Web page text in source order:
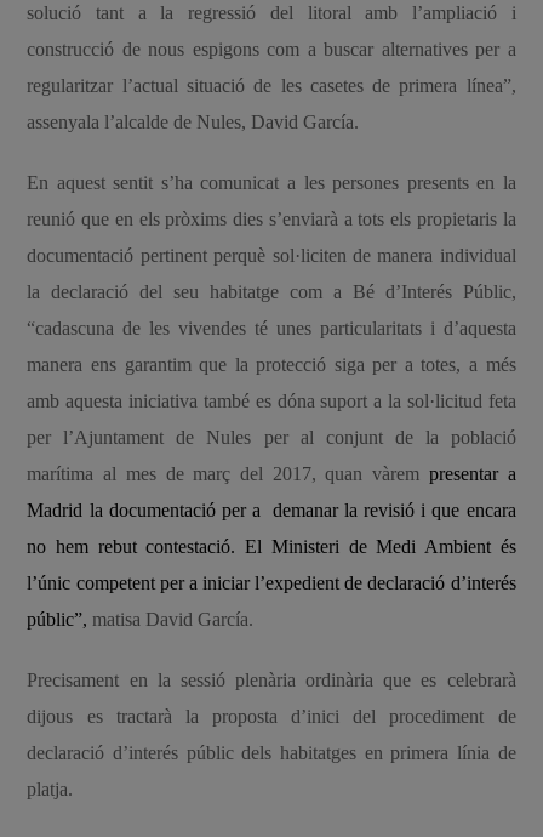
solució tant a la regressió del litoral amb l’ampliació i
construcció de nous espigons com a buscar alternatives per a
regularitzar l’actual situació de les casetes de primera línea”,
assenyala l’alcalde de Nules, David García.
En aquest sentit s’ha comunicat a les persones presents en la
reunió que en els pròxims dies s’enviarà a tots els propietaris la
documentació pertinent perquè sol·liciten de manera individual
la declaració del seu habitatge com a Bé d’Interés Públic,
“cadascuna de les vivendes té unes particularitats i d’aquesta
manera ens garantim que la protecció siga per a totes, a més
amb aquesta iniciativa també es dóna suport a la sol·licitud feta
per l’Ajuntament de Nules
per al conjunt de la població
marítima al mes de març del 2017, quan vàrem presentar a
Madrid la documentació per a demanar la revisió i que encara
no hem rebut contestació. El Ministeri de Medi Ambient és
l’únic competent per a iniciar l’expedient de declaració d’interés
públic”, matisa David García.
Precisament en la sessió plenària ordinària que es celebrarà
dijous es tractarà la proposta d’inici del procediment de
declaració d’interés públic dels habitatges en primera línia de
platja.